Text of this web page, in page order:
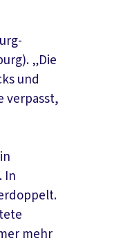
„Die
und
verpasst,
In
mehr